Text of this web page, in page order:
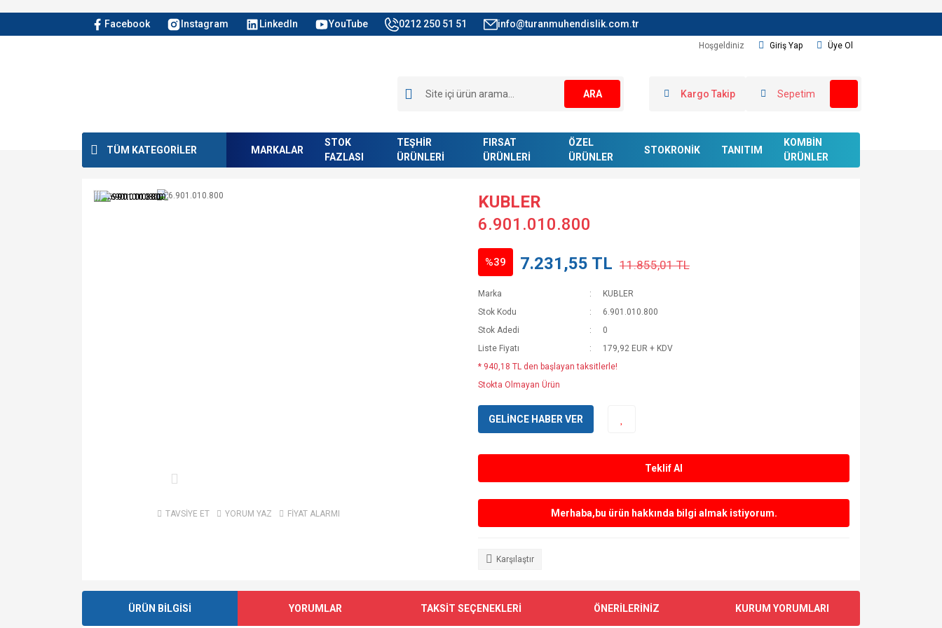
Facebook Instagram LinkedIn YouTube 0212 250 51 51 info@turanmuhendislik.com.tr
Hoşgeldiniz Giriş Yap Üye Ol
ARA Kargo Takip Sepetim
TÜM KATEGORİLER MARKALAR
STOK
FAZLASI
TEŞHİR
ÜRÜNLERİ
FIRSAT
ÜRÜNLERİ
ÖZEL
ÜRÜNLER
STOKRONİK TANITIM
KOMBİN
ÜRÜNLER
TAVSİYE ET YORUM YAZ FİYAT ALARMI
KUBLER
6.901.010.800
%39 7.231,55 TL 11.855,01 TL
Marka
KUBLER
Stok Kodu
6.901.010.800
Stok Adedi
0
Liste Fiyatı
179,92 EUR + KDV
* 940,18 TL den başlayan taksitlerle!
Stokta Olmayan Ürün
GELİNCE HABER VER
Teklif Al
Merhaba,bu ürün hakkında bilgi almak istiyorum.
Karşılaştır
ÜRÜN BİLGİSİ YORUMLAR TAKSİT SEÇENEKLERİ ÖNERİLERİNİZ KURUM YORUMLARI